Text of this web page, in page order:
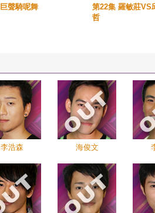
巨聲騎呢舞
第22集 羅敏莊VS
哲
李浩森 海俊文